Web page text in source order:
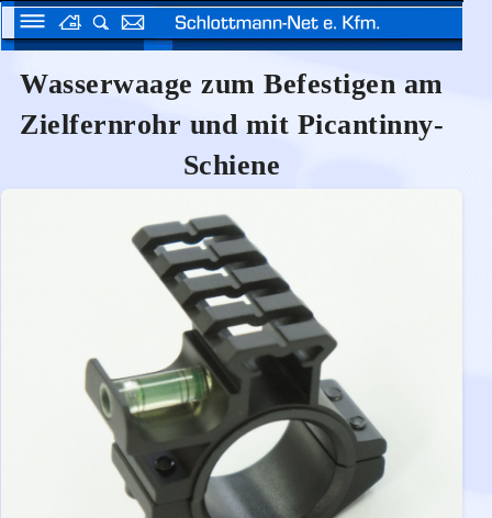
Wasserwaage zum Befestigen am
Zielfernrohr und mit Picantinny-
Schiene